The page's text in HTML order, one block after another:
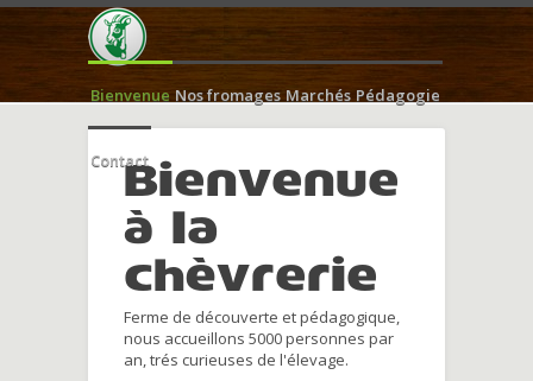
Bienvenue Nos fromages Marchés Pédagogie
ContactBienvenue
à la
chèvrerie
Ferme de découverte et pédagogique,
nous accueillons 5000 personnes par
an, trés curieuses de l'élevage.